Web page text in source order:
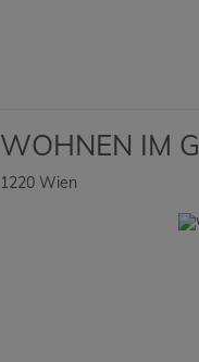
WOHNEN IM
1220 Wien